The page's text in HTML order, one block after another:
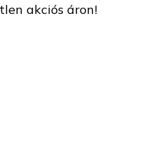
akciós áron!